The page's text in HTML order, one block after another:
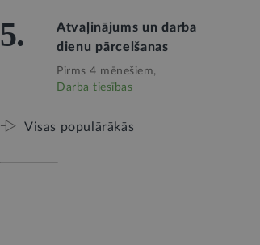
5.
Atvaļinājums un darba
dienu pārcelšanas
Pirms 4 mēnešiem,
Darba tiesības
Visas populārākās